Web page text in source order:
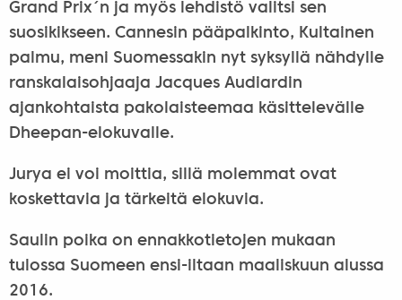
Grand Prix´n ja myös lehdistö valitsi sen
suosikikseen. Cannesin pääpalkinto, Kultainen
palmu, meni Suomessakin nyt syksyllä nähdylle
ranskalaisohjaaja Jacques Audiardin
ajankohtaista pakolaisteemaa käsittelevälle
Dheepan-elokuvalle.
Jurya ei voi moittia, sillä molemmat ovat
koskettavia ja tärkeitä elokuvia.
Saulin poika on ennakkotietojen mukaan
tulossa Suomeen ensi-iltaan maaliskuun alussa
2016.